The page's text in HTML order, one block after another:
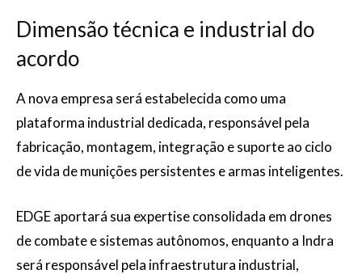
Dimensão técnica e industrial do
acordo
A nova empresa será estabelecida como uma
plataforma industrial dedicada, responsável pela
fabricação, montagem, integração e suporte ao ciclo
de vida de munições persistentes e armas inteligentes.
EDGE aportará sua expertise consolidada em drones
de combate e sistemas autônomos, enquanto a Indra
será responsável pela infraestrutura industrial,